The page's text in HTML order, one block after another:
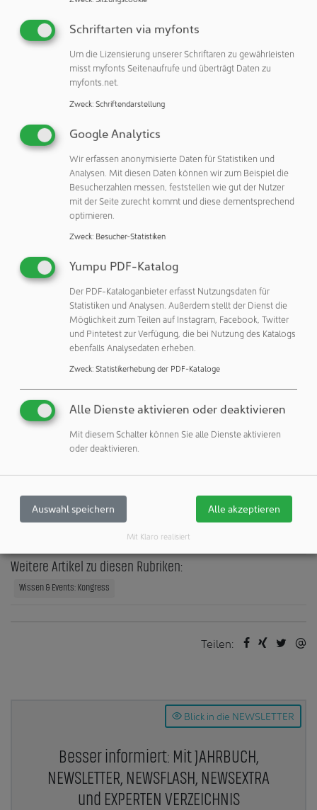
unsere nachhaltigen Produktentwicklungen und unsere
Expertise als einer der führenden Anbieter von sterilen
Verpackungslösungen in Europa vorzustellen.“
Leistungsfähiger Anbieter mit hohem
Qualitätsversprechen
decken, die sich an verschiedenen Stellen der
Wertschöpfungskette in der Pharmaindustrie verwenden
lassen, hat die SÜDPACK MEDICA bereits in den letzten
Jahren verstärkt in Schlauchbeutel- und 3-Rand-
Siegelbeutel-Anlagen investiert. Derzeit ist man am
französischen Standort in Coulmer dabei, die Reinraum-
Produktionsfläche unter ISO 7 Bedingungen zu
Medica: „Insbesondere bei Transport- bzw.
Prozessverpackungen, die zum Transport von Reinraum
zu Reinraum oder bis zur Anwendung eingesetzt werden,
sehen wir ein enormes Marktpotenzial, da die
Glasflaschen, Ampullen oder Spritzen, die zur
Verabreichung von flüssigen Parenteralen wie etwa Infu-
sionen notwendig sind, vor der Befüllung absolut keimfrei
sein müssen.“
SÜDPACK Medica AG
Schweiz
Veröffentlichungen:
Weitere Veröffentlichungen dieses Unternehmens / Autors
Weitere Artikel zu diesen Rubriken:
Wissen & Events: Kongress
Teilen:
Blick in die NEWSLETTER
Besser informiert: Mit JAHRBUCH,
NEWSLETTER, NEWSFLASH, NEWSEXTRA
und EXPERTEN VERZEICHNIS
Schriftarten via myfonts
Um die Lizensierung unserer Schriftaren zu gewährleisten
misst myfonts Seitenaufrufe und überträgt Daten zu
myfonts.net.
Zweck: Schriftendarstellung
Google Analytics
Wir erfassen anonymisierte Daten für Statistiken und
Analysen. Mit diesen Daten können wir zum Beispiel die
Besucherzahlen messen, feststellen wie gut der Nutzer
mit der Seite zurecht kommt und diese dementsprechend
optimieren.
Zweck: Besucher-Statistiken
Yumpu PDF-Katalog
Der PDF-Kataloganbieter erfasst Nutzungsdaten für
Statistiken und Analysen. Außerdem stellt der Dienst die
Möglichkeit zum Teilen auf Instagram, Facebook, Twitter
und Pintetest zur Verfügung, die bei Nutzung des Katalogs
ebenfalls Analysedaten erheben.
Zweck: Statistikerhebung der PDF-Kataloge
Alle Dienste aktivieren oder deaktivieren
Mit diesem Schalter können Sie alle Dienste aktivieren
oder deaktivieren.
Auswahl speichern Alle akzeptieren
Mit Klaro realisiert